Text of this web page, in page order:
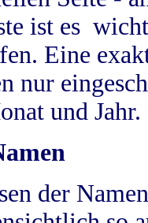
ist es
Eine
nur
und Jahr.
der